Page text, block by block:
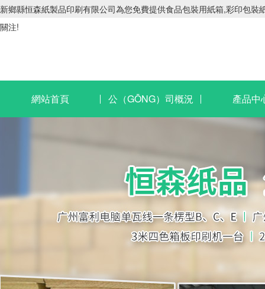
新鄉縣恒森紙製品印刷有限公司為您免費提供食品包裝用紙箱,彩印包
關注!
網站首頁 公（GŌNG）司概況 產品中